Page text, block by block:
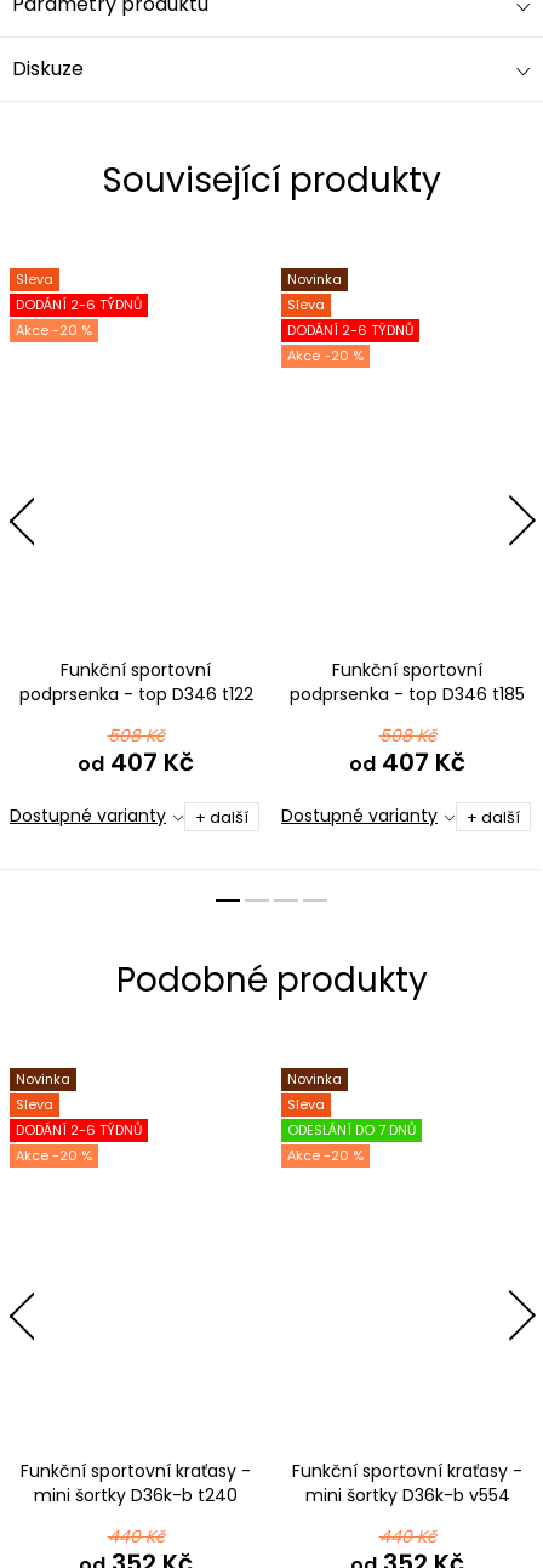
Diskuze
Související produkty
Sleva
DODÁNÍ 2-6 TÝDNŮ
-20 %
Funkční sportovní
podprsenka - top D346 t122
508 Kč
od 407 Kč
Dostupné varianty + další
Novinka
Sleva
DODÁNÍ 2-6 TÝDNŮ
-20 %
Funkční sportovní
podprsenka - top D346 t185
508 Kč
od 407 Kč
Dostupné varianty + další
Novinka
Sleva
DODÁNÍ 2-6 TÝDNŮ
-20 %
Funkční sportovní kraťasy -
mini šortky D36k-b t240
440 Kč
Novinka
Sleva
ODESLÁNÍ DO 7 DNŮ
-20 %
Funkční sportovní kraťasy -
mini šortky D36k-b v554
440 Kč